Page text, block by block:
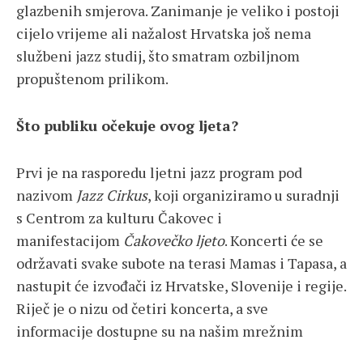
glazbenih smjerova. Zanimanje je veliko i postoji
cijelo vrijeme ali nažalost Hrvatska još nema
službeni jazz studij, što smatram ozbiljnom
propuštenom prilikom.
Što publiku očekuje ovog ljeta?
Prvi je na rasporedu ljetni jazz program pod
nazivom Jazz Cirkus, koji organiziramo u suradnji
s Centrom za kulturu Čakovec i
manifestacijom Čakovečko ljeto. Koncerti će se
održavati svake subote na terasi Mamas i Tapasa, a
nastupit će izvođači iz Hrvatske, Slovenije i regije.
Riječ je o nizu od četiri koncerta, a sve
informacije dostupne su na našim mrežnim